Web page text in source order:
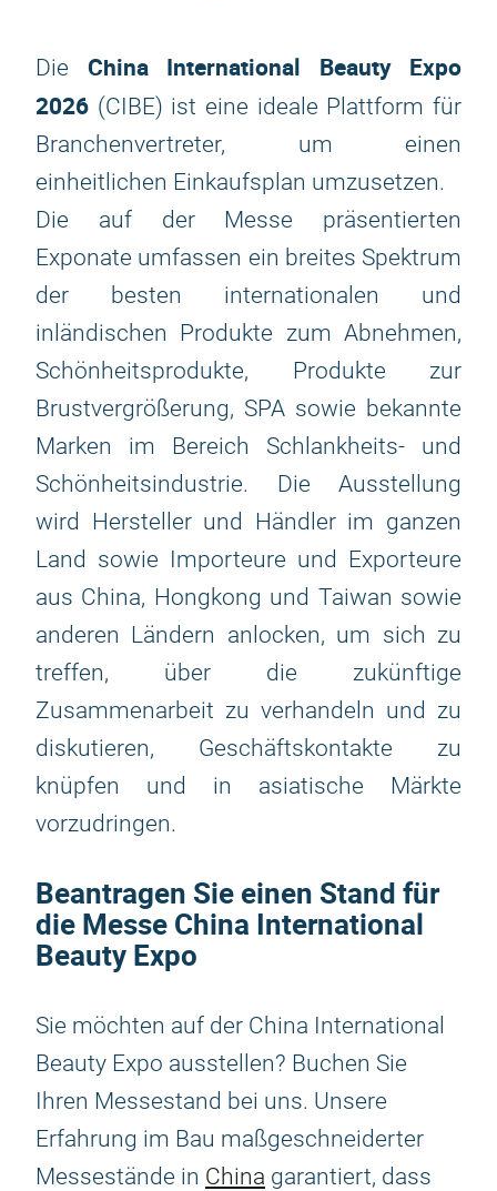
Die China International Beauty Expo
2026 (CIBE) ist eine ideale Plattform für
Branchenvertreter, um einen
einheitlichen Einkaufsplan umzusetzen.
Die auf der Messe präsentierten
Exponate umfassen ein breites Spektrum
der besten internationalen und
inländischen Produkte zum Abnehmen,
Schönheitsprodukte, Produkte zur
Brustvergrößerung, SPA sowie bekannte
Marken im Bereich Schlankheits- und
Schönheitsindustrie. Die Ausstellung
wird Hersteller und Händler im ganzen
Land sowie Importeure und Exporteure
aus China, Hongkong und Taiwan sowie
anderen Ländern anlocken, um sich zu
treffen, über die zukünftige
Zusammenarbeit zu verhandeln und zu
diskutieren, Geschäftskontakte zu
knüpfen und in asiatische Märkte
vorzudringen.
Beantragen Sie einen Stand für
die Messe China International
Beauty Expo
Sie möchten auf der China International
Beauty Expo ausstellen? Buchen Sie
Ihren Messestand bei uns. Unsere
Erfahrung im Bau maßgeschneiderter
Messestände in China garantiert, dass